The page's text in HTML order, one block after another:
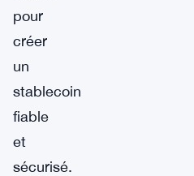
pour
créer
un
stablecoin
fiable
et
sécurisé.